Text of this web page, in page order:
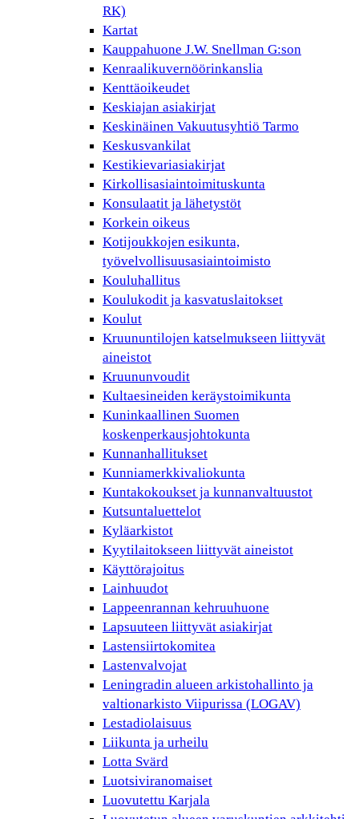
RK)
Kartat
Kauppahuone J.W. Snellman G:son
Kenraalikuvernöörinkanslia
Kenttäoikeudet
Keskiajan asiakirjat
Keskinäinen Vakuutusyhtiö Tarmo
Keskusvankilat
Kestikievariasiakirjat
Kirkollisasiaintoimituskunta
Konsulaatit ja lähetystöt
Korkein oikeus
Kotijoukkojen esikunta,
työvelvollisuusasiaintoimisto
Kouluhallitus
Koulukodit ja kasvatuslaitokset
Koulut
Kruununtilojen katselmukseen liittyvät
aineistot
Kruununvoudit
Kultaesineiden keräystoimikunta
Kuninkaallinen Suomen
koskenperkausjohtokunta
Kunnanhallitukset
Kunniamerkkivaliokunta
Kuntakokoukset ja kunnanvaltuustot
Kutsuntaluettelot
Kyläarkistot
Kyytilaitokseen liittyvät aineistot
Käyttörajoitus
Lainhuudot
Lappeenrannan kehruuhuone
Lapsuuteen liittyvät asiakirjat
Lastensiirtokomitea
Lastenvalvojat
Leningradin alueen arkistohallinto ja
valtionarkisto Viipurissa (LOGAV)
Lestadiolaisuus
Liikunta ja urheilu
Lotta Svärd
Luotsiviranomaiset
Luovutettu Karjala